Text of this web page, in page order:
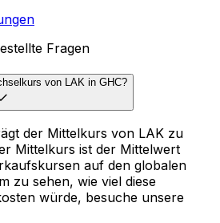
Fragen
von LAK in GHC?
der Mittelkurs von LAK zu
Mittelkurs ist der Mittelwert
auf den globalen
zu sehen, wie viel diese
würde, besuche unsere